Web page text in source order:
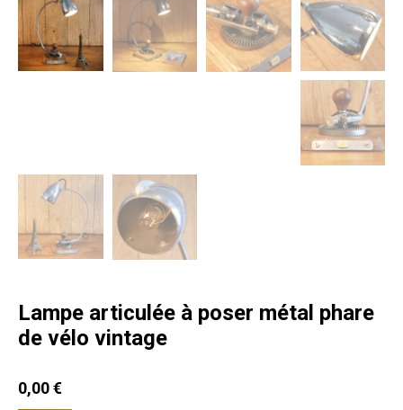
Lampe articulée à poser métal phare
de vélo vintage
0,00€